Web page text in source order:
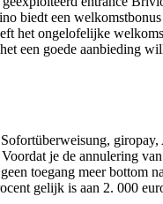
biedt een
het ongelofelijke
een goede aanbieding
giropay,
je de annulering
toegang meer bottom
gelijk is aan 2. 000